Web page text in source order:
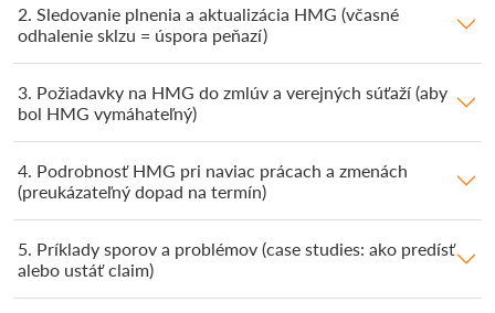
2. Sledovanie plnenia a aktualizácia HMG (včasné
odhalenie sklzu = úspora peňazí)
3. Požiadavky na HMG do zmlúv a verejných súťaží (aby
bol HMG vymáhateľný)
4. Podrobnosť HMG pri naviac prácach a zmenách
(preukázateľný dopad na termín)
5. Príklady sporov a problémov (case studies: ako predísť
alebo ustáť claim)